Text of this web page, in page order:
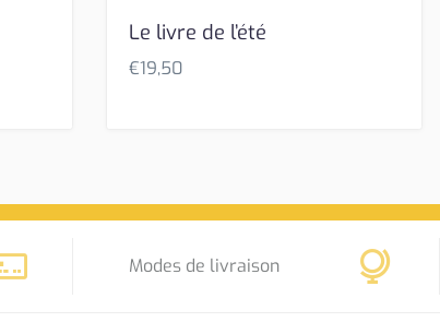
Le livre de l’été
€19,50
Modes de livraison